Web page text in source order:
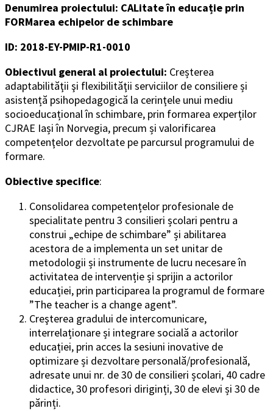
Denumirea proiectului: CALitate în educație prin
FORMarea echipelor de schimbare
ID: 2018-EY-PMIP-R1-0010
Obiectivul general al proiectului: Creșterea
adaptabilităţii şi flexibilităţii serviciilor de consiliere și
asistență psihopedagogică la cerinţele unui mediu
socioeducațional în schimbare, prin formarea experților
CJRAE Iași în Norvegia, precum și valorificarea
competenţelor dezvoltate pe parcursul programului de
formare.
Obiective specifice:
Consolidarea competențelor profesionale de
specialitate pentru 3 consilieri școlari pentru a
construi „echipe de schimbare” și abilitarea
acestora de a implementa un set unitar de
metodologii și instrumente de lucru necesare în
activitatea de intervenție și sprijin a actorilor
educației, prin participarea la programul de formare
”The teacher is a change agent”.
Creşterea gradului de intercomunicare,
interrelaționare și integrare socială a actorilor
educației, prin acces la sesiuni inovative de
optimizare și dezvoltare personală/profesională,
adresate unui nr. de 30 de consilieri școlari, 40 cadre
didactice, 30 profesori diriginți, 30 de elevi și 30 de
părinți.